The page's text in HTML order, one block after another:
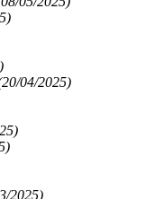
04/2025)
2025)